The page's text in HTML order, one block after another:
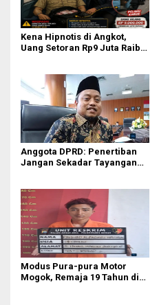
Kena Hipnotis di Angkot,
Uang Setoran Rp9 Juta Raib
Memprihatinkan
Anggota DPRD: Penertiban
Jangan Sekadar Tayangan
Modus Pura-pura Motor
Mogok, Remaja 19 Tahun di